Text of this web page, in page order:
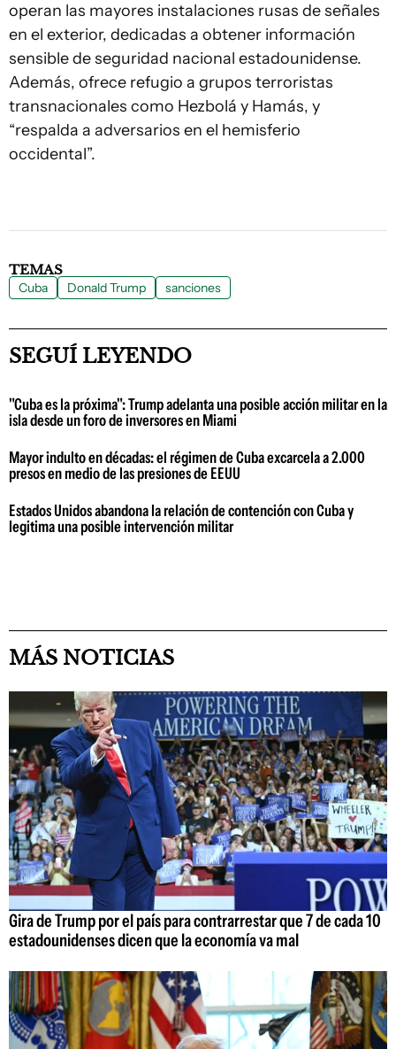
operan las mayores instalaciones rusas de señales
en el exterior, dedicadas a obtener información
sensible de seguridad nacional estadounidense.
Además, ofrece refugio a grupos terroristas
transnacionales como Hezbolá y Hamás, y
“respalda a adversarios en el hemisferio
occidental”.
TEMAS
Cuba Donald Trump sanciones
SEGUÍ LEYENDO
"Cuba es la próxima": Trump adelanta una posible acción militar en la
isla desde un foro de inversores en Miami
Mayor indulto en décadas: el régimen de Cuba excarcela a 2.000
presos en medio de las presiones de EEUU
Estados Unidos abandona la relación de contención con Cuba y
legitima una posible intervención militar
MÁS NOTICIAS
Gira de Trump por el país para contrarrestar que 7 de cada 10
estadounidenses dicen que la economía va mal